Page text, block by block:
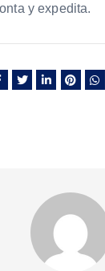
y expedita.